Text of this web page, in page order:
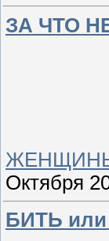
ЗА ЧТО
Октября
БИТЬ